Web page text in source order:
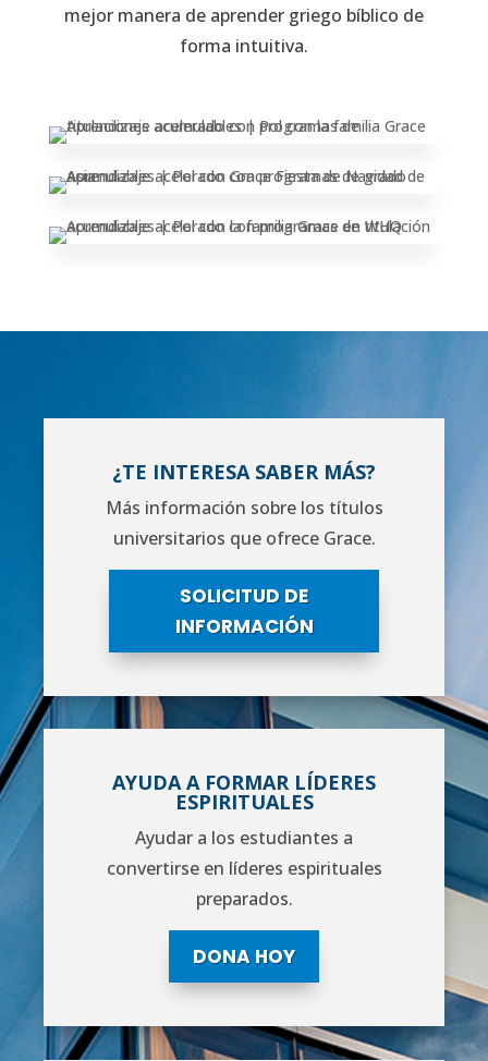
mejor manera de aprender griego bíblico de
forma intuitiva.
¿TE INTERESA SABER MÁS?
Más información sobre los títulos
universitarios que ofrece Grace.
SOLICITUD DE
INFORMACIÓN
AYUDA A FORMAR LÍDERES
ESPIRITUALES
Ayudar a los estudiantes a
convertirse en líderes espirituales
preparados.
DONA HOY